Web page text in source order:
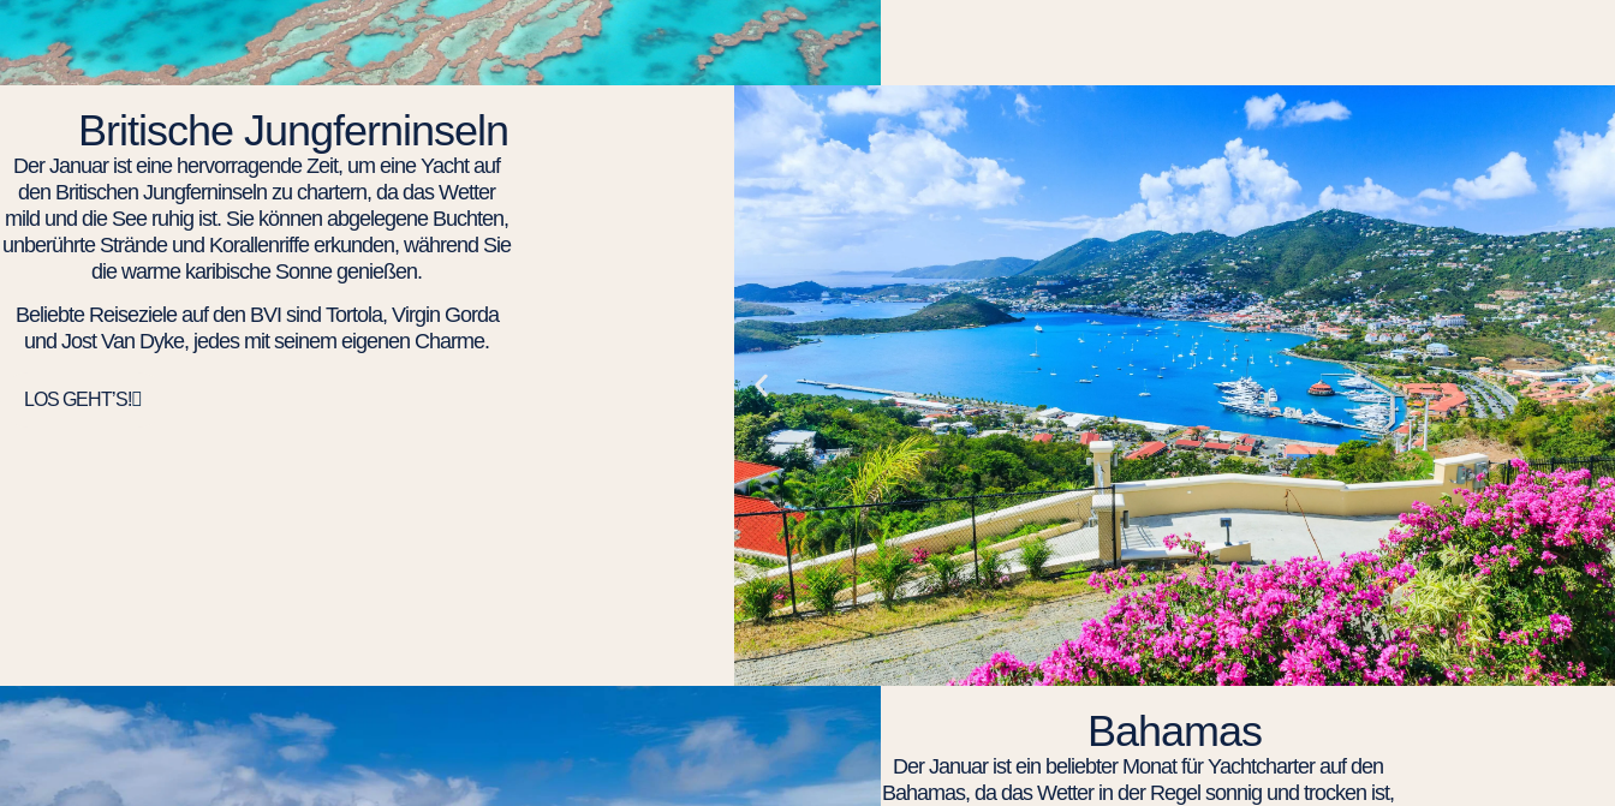
Britische Jungferninseln
Der Januar ist eine hervorragende Zeit, um eine Yacht auf
den Britischen Jungferninseln zu chartern, da das Wetter
mild und die See ruhig ist. Sie können abgelegene Buchten,
unberührte Strände und Korallenriffe erkunden, während Sie
die warme karibische Sonne genießen.
Beliebte Reiseziele auf den BVI sind Tortola, Virgin Gorda
und Jost Van Dyke, jedes mit seinem eigenen Charme.
LOS GEHT’S!
Bahamas
Der Januar ist ein beliebter Monat für Yachtcharter auf den
Bahamas, da das Wetter in der Regel sonnig und trocken ist,